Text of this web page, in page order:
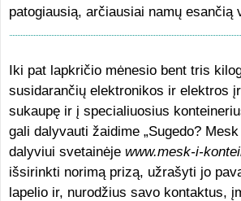
patogiausią, arčiausiai namų esančią
Iki pat lapkričio mėnesio bent tris
susidarančių elektronikos ir elektros
sukaupę ir į specialiuosius
gali dalyvauti žaidime „Sugedo?
dalyviui svetainėje www.mesk-i-
išsirinkti norimą prizą, užrašyti jo
lapelio ir, nurodžius savo kontaktus,